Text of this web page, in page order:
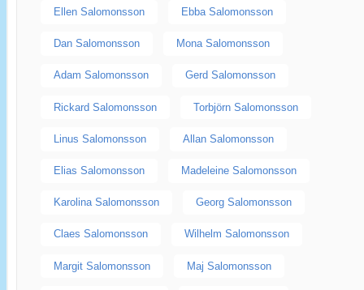
Ellen Salomonsson Ebba Salomonsson
Dan Salomonsson Mona Salomonsson
Adam Salomonsson Gerd Salomonsson
Rickard Salomonsson Torbjörn Salomonsson
Linus Salomonsson Allan Salomonsson
Elias Salomonsson Madeleine Salomonsson
Karolina Salomonsson Georg Salomonsson
Claes Salomonsson Wilhelm Salomonsson
Margit Salomonsson Maj Salomonsson